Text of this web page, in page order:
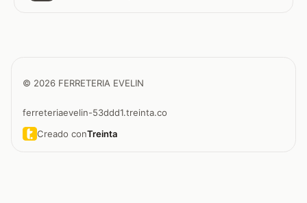
© 2026 FERRETERIA EVELIN
ferreteriaevelin-53ddd1.treinta.co
Creado conTreinta